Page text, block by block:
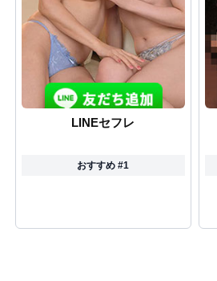
LINEセフレ
おすすめ #1